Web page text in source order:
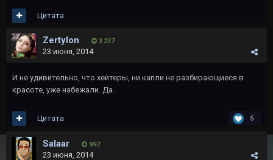
Цитата
Zertylon 3 237
23 июня, 2014
И не удивительно, что хейтеры, ни капли не разбирающиеся в
красоте, уже набежали. Да.
5
Цитата
Salaar 997
23 июня, 2014